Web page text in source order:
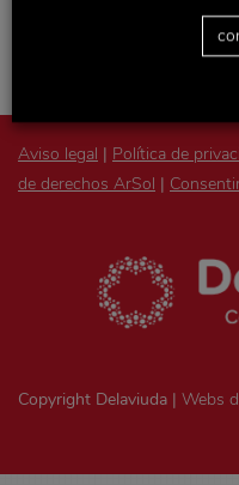
Aviso legal | Política de
de derechos ArSol |
Copyright Delaviuda | Webs